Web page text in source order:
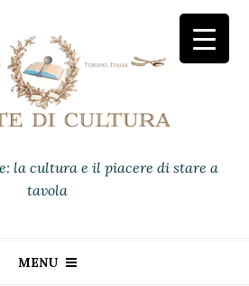
la cultura e il piacere di stare a
tavola
MENU